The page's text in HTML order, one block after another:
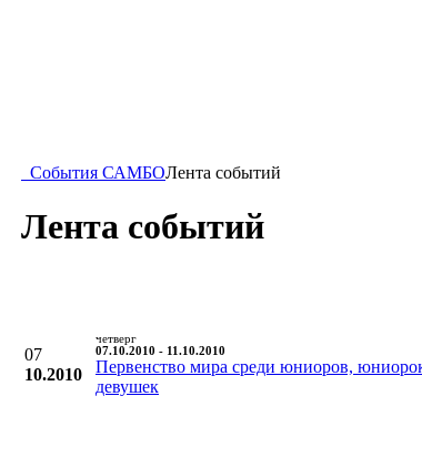
События САМБОЛента событий
Лента событий
07
10.2010
четверг
07.10.2010 - 11.10.2010
Первенство мира среди юниоров,
девушек